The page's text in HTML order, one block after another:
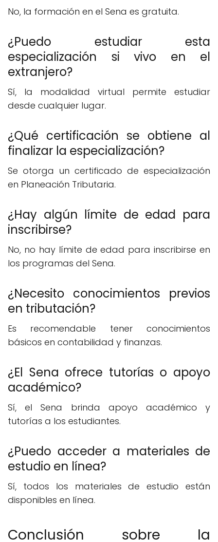
No, la formación en el Sena es gratuita.
¿Puedo estudiar esta
especialización si vivo en el
extranjero?
Sí, la modalidad virtual permite estudiar
desde cualquier lugar.
¿Qué certificación se obtiene al
finalizar la especialización?
Se otorga un certificado de especialización
en Planeación Tributaria.
¿Hay algún límite de edad para
inscribirse?
No, no hay límite de edad para inscribirse en
los programas del Sena.
¿Necesito conocimientos previos
en tributación?
Es recomendable tener conocimientos
básicos en contabilidad y finanzas.
¿El Sena ofrece tutorías o apoyo
académico?
Sí, el Sena brinda apoyo académico y
tutorías a los estudiantes.
¿Puedo acceder a materiales de
estudio en línea?
Sí, todos los materiales de estudio están
disponibles en línea.
Conclusión sobre la